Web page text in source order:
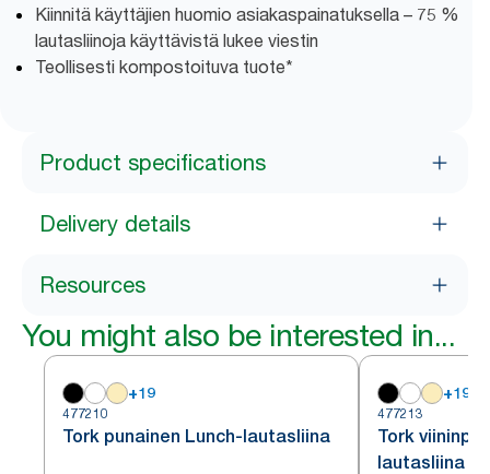
Kiinnitä käyttäjien huomio asiakaspainatuksella – 75 %
lautasliinoja käyttävistä lukee viestin
Teollisesti kompostoituva tuote*
Product specifications
Delivery details
Resources
You might also be interested in...
+19
477210
Tork punainen Lunch-lautasliina
+19
477213
Tork
lautasliina